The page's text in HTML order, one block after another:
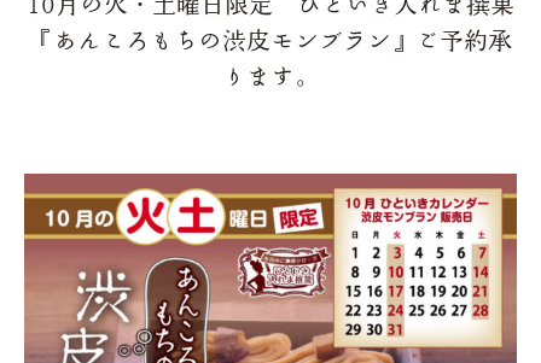
『あんころもちの渋皮モンブラン』ご予約承
ります。